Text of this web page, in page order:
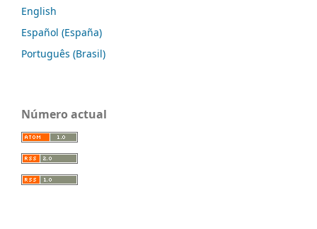
English
Español (España)
Português (Brasil)
Número actual